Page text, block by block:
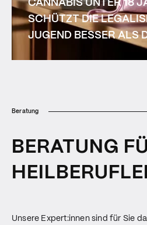
CANNABIS UNTER 18
SCHÜTZT DIE
JUGEND BESSER ALS
Beratung
BERATUNG
Unsere Expert:innen sind für Sie